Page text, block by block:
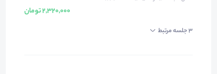
2,320,000 تومان
3 جلسه مرتبط